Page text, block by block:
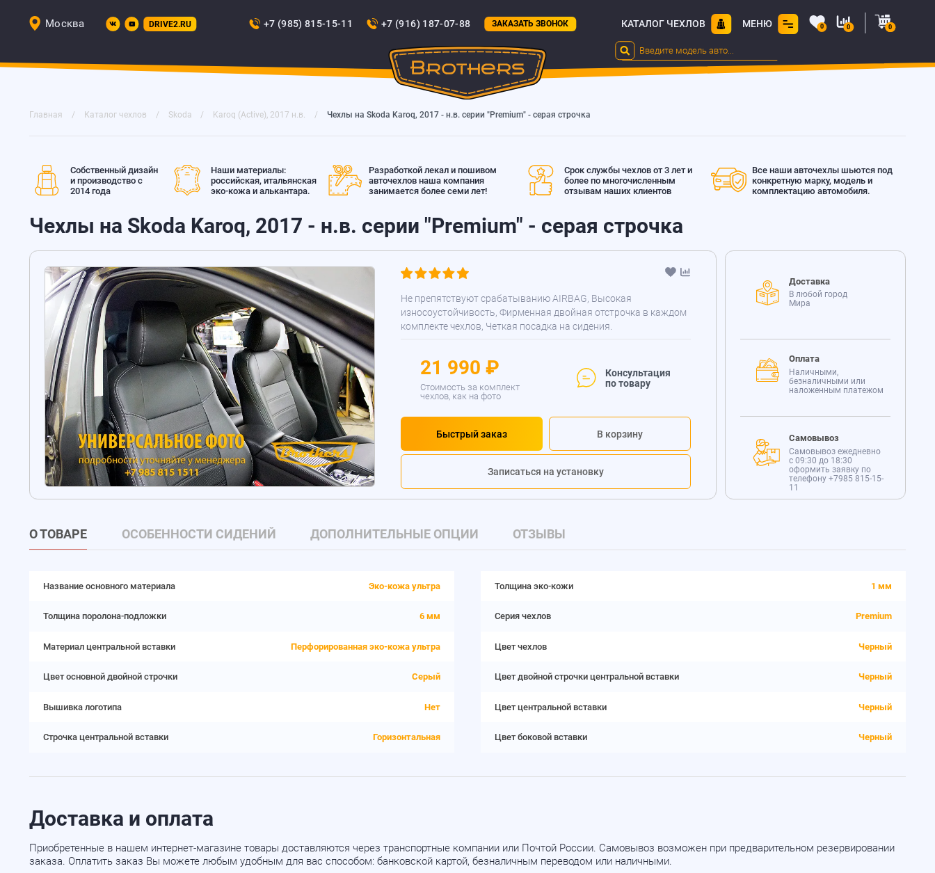
Москва DRIVE2.RU +7 (985) 815-15-11 +7 (916) 187-07-88 ЗАКАЗАТЬ ЗВОНОК КАТАЛОГ ЧЕХЛОВ МЕНЮ 0 0 0
Главная Каталог чехлов Skoda Karoq (Active), 2017 н.в. Чехлы на Skoda Karoq, 2017 - н.в. серии "Premium" - серая строчка
Собственный дизайн
и производство с
2014 года
Наши материалы:
российская, итальянская
эко-кожа и алькантара.
Разработкой лекал и пошивом
авточехлов наша компания
занимается более семи лет!
Срок службы чехлов от 3 лет и
более по многочисленным
отзывам наших клиентов
Все наши авточехлы шьются под
конкретную марку, модель и
комплектацию автомобиля.
Чехлы на Skoda Karoq, 2017 - н.в. серии "Premium" - серая строчка
Не препятствуют срабатыванию AIRBAG, Высокая
износоустойчивость, Фирменная двойная отстрочка в каждом
комплекте чехлов, Четкая посадка на сидения.
21 990 ₽
Стоимость за комплект
чехлов, как на фото
Консультация
по товару
Быстрый заказ В корзину
Записаться на установку
Доставка
В любой город
Мира
Оплата
Наличными,
безналичными или
наложенным платежом
Самовывоз
Самовывоз ежедневно
с 09:30 до 18:30
оформить заявку по
телефону +7985 815-15-
11
О ТОВАРЕ ОСОБЕННОСТИ СИДЕНИЙ ДОПОЛНИТЕЛЬНЫЕ ОПЦИИ ОТЗЫВЫ
Название основного материала Эко-кожа ультра Толщина эко-кожи 1 мм
Толщина поролона-подложки 6 мм Серия чехлов Premium
Материал центральной вставки Перфорированная эко-кожа ультра Цвет чехлов Черный
Цвет основной двойной строчки Серый Цвет двойной строчки центральной вставки Черный
Вышивка логотипа Нет Цвет центральной вставки Черный
Строчка центральной вставки Горизонтальная Цвет боковой вставки Черный
Доставка и оплата
Приобретенные в нашем интернет-магазине товары доставляются через транспортные компании или Почтой России. Самовывоз возможен при предварительном резервировании
заказа. Оплатить заказ Вы можете любым удобным для вас способом: банковской картой, безналичным переводом или наличными.